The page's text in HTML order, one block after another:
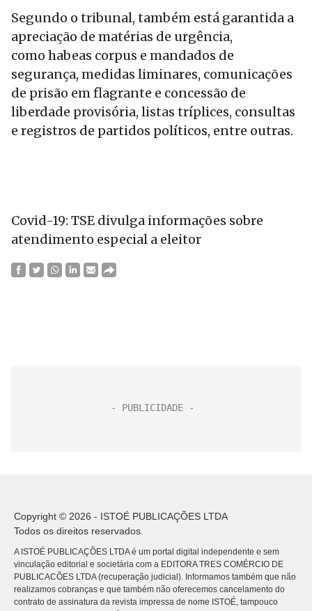
Segundo o tribunal, também está garantida a
apreciação de matérias de urgência,
como habeas corpus e mandados de
segurança, medidas liminares, comunicações
de prisão em flagrante e concessão de
liberdade provisória, listas tríplices, consultas
e registros de partidos políticos, entre outras.
Covid-19: TSE divulga informações sobre
atendimento especial a eleitor
Copyright © 2026 - ISTOÉ PUBLICAÇÕES LTDA
Todos os direitos reservados.
A ISTOÉ PUBLICAÇÕES LTDA é um portal digital independente e sem
vinculação editorial e societária com a EDITORA TRES COMÉRCIO DE
PUBLICACÕES LTDA (recuperação judicial). Informamos também que não
realizamos cobranças e que também não oferecemos cancelamento do
contrato de assinatura da revista impressa de nome ISTOÉ, tampouco